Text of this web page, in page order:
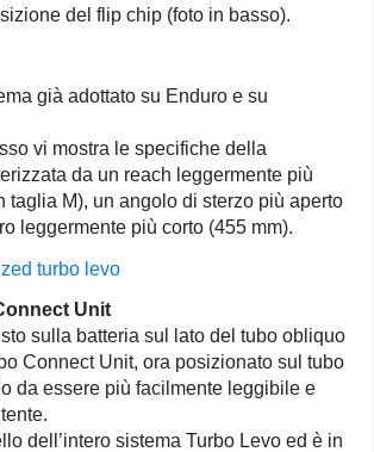
del flip chip (foto in basso).
già adottato su Enduro e su
vi mostra le specifiche della
da un reach leggermente più
taglia M), un angolo di sterzo più aperto
leggermente più corto (455 mm).
Unit
sulla batteria sul lato del tubo obliquo
Connect Unit, ora posizionato sul tubo
da essere più facilmente leggibile e
dell’intero sistema Turbo Levo ed è in